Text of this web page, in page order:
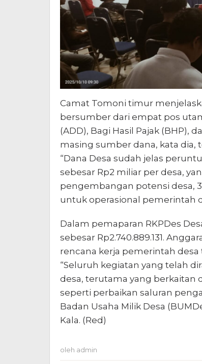
Camat Tomoni timur
bersumber dari empat pos
(ADD), Bagi Hasil Pajak (BHP),
masing sumber dana, kata
“Dana Desa sudah jelas
sebesar Rp2 miliar per desa,
pengembangan potensi desa,
untuk operasional pemerintah
Dalam pemaparan RKPDes
sebesar Rp2.740.889.131.
rencana kerja pemerintah desa
“Seluruh kegiatan yang telah
desa, terutama yang berkaitan
seperti perbaikan saluran
Badan Usaha Milik Desa
Kala. (Red)
oleh admin